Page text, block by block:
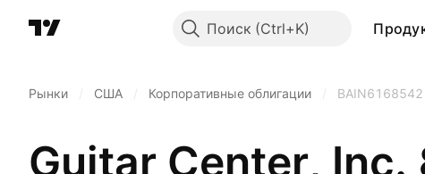
Поиск
Рынки США Корпоративные облигации BAIN6168542
Guitar Center,